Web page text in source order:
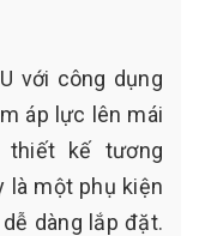
với công dụng
áp lực lên mái
kế tương
là một phụ kiện
dàng lắp đặt.